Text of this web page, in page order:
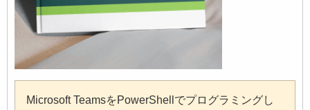
Microsoft TeamsをPowerShellでプログラミングし